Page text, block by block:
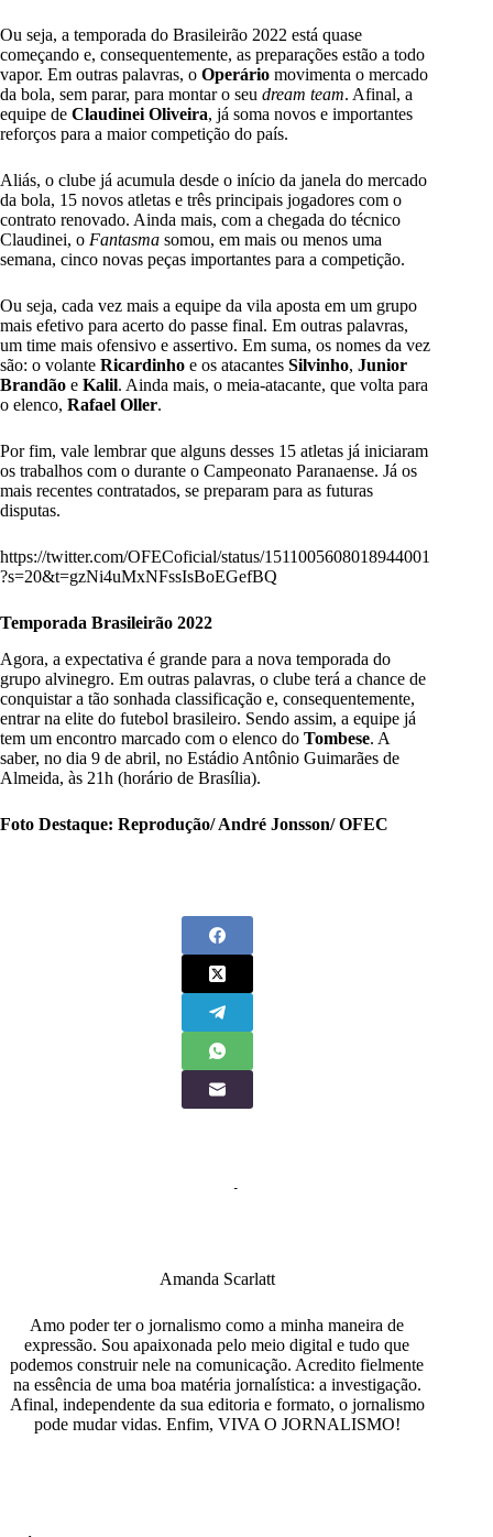
Ou seja, a temporada do Brasileirão 2022 está quase
começando e, consequentemente, as preparações estão a todo
vapor. Em outras palavras, o Operário movimenta o mercado
da bola, sem parar, para montar o seu dream team. Afinal, a
equipe de Claudinei Oliveira, já soma novos e importantes
reforços para a maior competição do país.
Aliás, o clube já acumula desde o início da janela do mercado
da bola, 15 novos atletas e três principais jogadores com o
contrato renovado. Ainda mais, com a chegada do técnico
Claudinei, o Fantasma somou, em mais ou menos uma
semana, cinco novas peças importantes para a competição.
Ou seja, cada vez mais a equipe da vila aposta em um grupo
mais efetivo para acerto do passe final. Em outras palavras,
um time mais ofensivo e assertivo. Em suma, os nomes da vez
são: o volante Ricardinho e os atacantes Silvinho, Junior
Brandão e Kalil. Ainda mais, o meia-atacante, que volta para
o elenco, Rafael Oller.
Por fim, vale lembrar que alguns desses 15 atletas já iniciaram
os trabalhos com o durante o Campeonato Paranaense. Já os
mais recentes contratados, se preparam para as futuras
disputas.
https://twitter.com/OFECoficial/status/1511005608018944001
?s=20&t=gzNi4uMxNFssIsBoEGefBQ
Temporada Brasileirão 2022
Agora, a expectativa é grande para a nova temporada do
grupo alvinegro. Em outras palavras, o clube terá a chance de
conquistar a tão sonhada classificação e, consequentemente,
entrar na elite do futebol brasileiro. Sendo assim, a equipe já
tem um encontro marcado com o elenco do Tombese. A
saber, no dia 9 de abril, no Estádio Antônio Guimarães de
Almeida, às 21h (horário de Brasília).
Foto Destaque: Reprodução/ André Jonsson/ OFEC
Amanda Scarlatt
Amo poder ter o jornalismo como a minha maneira de
expressão. Sou apaixonada pelo meio digital e tudo que
podemos construir nele na comunicação. Acredito fielmente
na essência de uma boa matéria jornalística: a investigação.
Afinal, independente da sua editoria e formato, o jornalismo
pode mudar vidas. Enfim, VIVA O JORNALISMO!